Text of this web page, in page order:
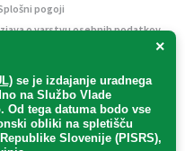
×
se je izdajanje uradnega
na Službo Vlade
. Od tega datuma bodo vse
obliki na spletišču
Slovenije (PISRS),
pogoji
o varstvu osebnih podatkov